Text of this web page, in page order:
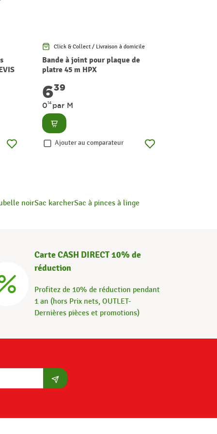
Click & Collect / Livraison à domicile
Bande à joint pour plaque de
platre 45 m HPX
639
014 par M
Consulter
Ajouter au comparateur
noirSac karcherSac à pinces à linge
Carte CASH DIRECT 10% de
réduction
Profitez de 10% de réduction pendant
1 an (hors Prix nets, OUTLET-
Dernières pièces et promotions)
S'abonner